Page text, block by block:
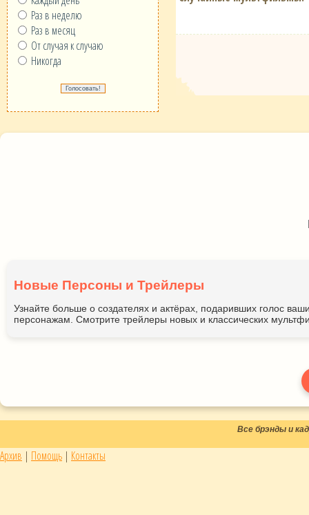
Раз в неделю
Раз в месяц
От случая к случаю
Никогда
Новые Персоны и Трейлеры
Узнайте больше о создателях и актёрах, подаривших голос
персонажам. Смотрите трейлеры новых и классических
Все брэнды и
Архив | Помощь | Контакты